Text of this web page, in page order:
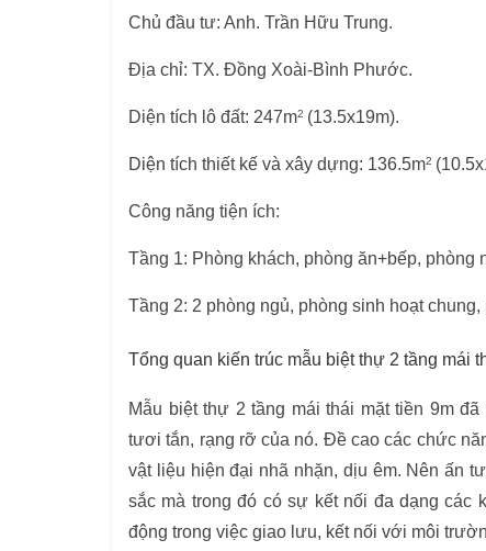
Chủ đầu tư: Anh. Trần Hữu Trung.
Địa chỉ: TX. Đồng Xoài-Bình Phước.
Diện tích lô đất: 247m2 (13.5x19m).
Diện tích thiết kế và xây dựng: 136.5m2
Công năng tiện ích:
Tầng 1: Phòng khách, phòng ăn+bếp, phòng
Tầng 2: 2 phòng ngủ, phòng sinh hoạt
Tổng quan kiến trúc mẫu biệt thự 2 tầng mái
Mẫu biệt thự 2 tầng mái thái mặt tiền 9m
tươi tắn, rạng rỡ của nó. Đề cao các chức
vật liệu hiện đại nhã nhặn, dịu êm. Nên ấn
sắc mà trong đó có sự kết nối đa dạng các
động trong việc giao lưu, kết nối với môi